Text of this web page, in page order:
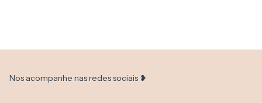
Nos acompanhe nas redes sociais ❥